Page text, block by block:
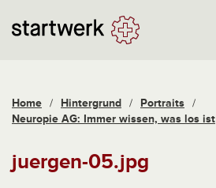
Home / Hintergrund / Portraits /
Neuropie AG: Immer wissen, was los ist
juergen-05.jpg